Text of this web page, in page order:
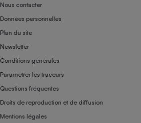
Nous contacter
Données personnelles
Plan du site
Newsletter
Conditions générales
Paramétrer les traceurs
Questions fréquentes
Droits de reproduction et de diffusion
Mentions légales